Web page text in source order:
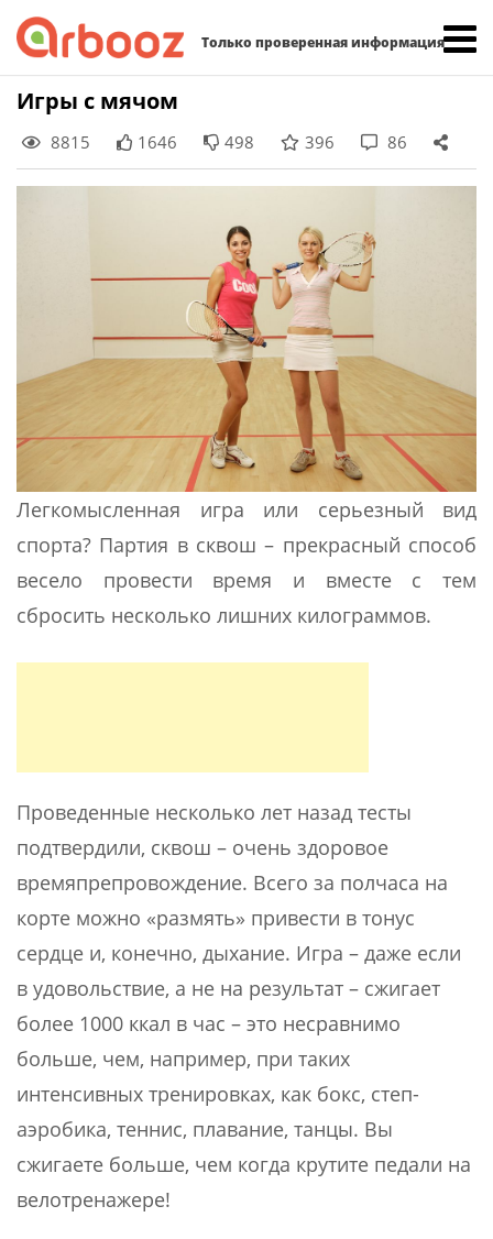
Только проверенная информация
Skip
content
Игры с мячом
8815 1646 498 396 86
Легкомысленная игра или серьезный вид
спорта? Партия в сквош – прекрасный способ
весело провести время и вместе с тем
сбросить несколько лишних килограммов.
Проведенные несколько лет назад тесты
подтвердили, сквош – очень здоровое
времяпрепровождение. Всего за полчаса на
корте можно «размять» привести в тонус
сердце и, конечно, дыхание. Игра – даже если
в удовольствие, а не на результат – сжигает
более 1000 ккал в час – это несравнимо
больше, чем, например, при таких
интенсивных тренировках, как бокс, степ-
аэробика, теннис, плавание, танцы. Вы
сжигаете больше, чем когда крутите педали на
велотренажере!
Найти: